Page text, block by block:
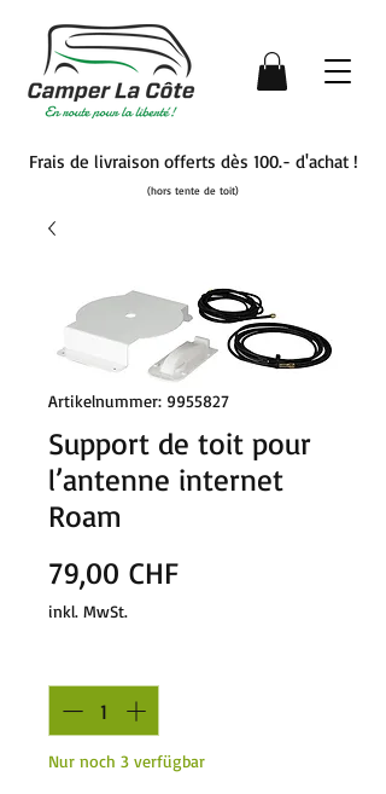
Frais de livraison offerts dès 100.- d'achat !
(hors tente de toit)
Artikelnummer: 9955827
Support de toit pour
l’antenne internet
Roam
79,00 CHFPreis
inkl. MwSt.
Nur noch 3 verfügbar